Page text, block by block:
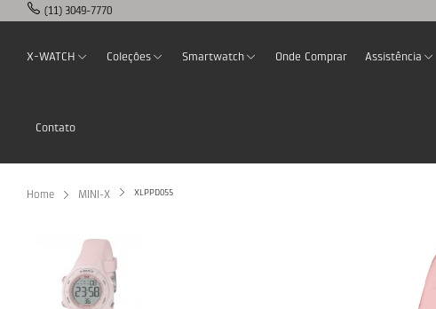
(11) 3049-7770
X-WATCH Coleções Smartwatch Onde Comprar Assistência
Contato
Home MINI-X XLPPD055